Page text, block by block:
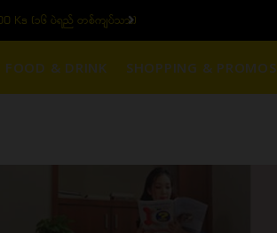
ြင်ပပေါက်စျေး (၁၆ ပဲရည် တစ်ကျပ်သား)
FOOD & DRINK SHOPPING & PROMOS